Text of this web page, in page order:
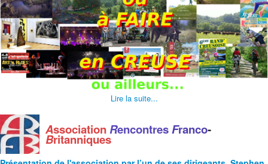
Lire la suite...
AssociationRencontresFranco-
Britanniques